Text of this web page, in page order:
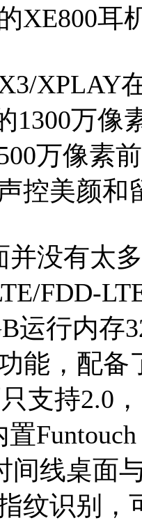
XE800耳
XPLAY
1300万
万像素
控美颜和
并没有太
FDD-
运行内存
能，配
支持2.0
间线桌面
纹识别，